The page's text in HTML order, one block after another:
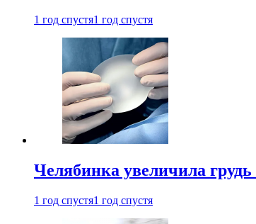
1 год спустя1 год спустя
Челябинка увеличила
1 год спустя1 год спустя